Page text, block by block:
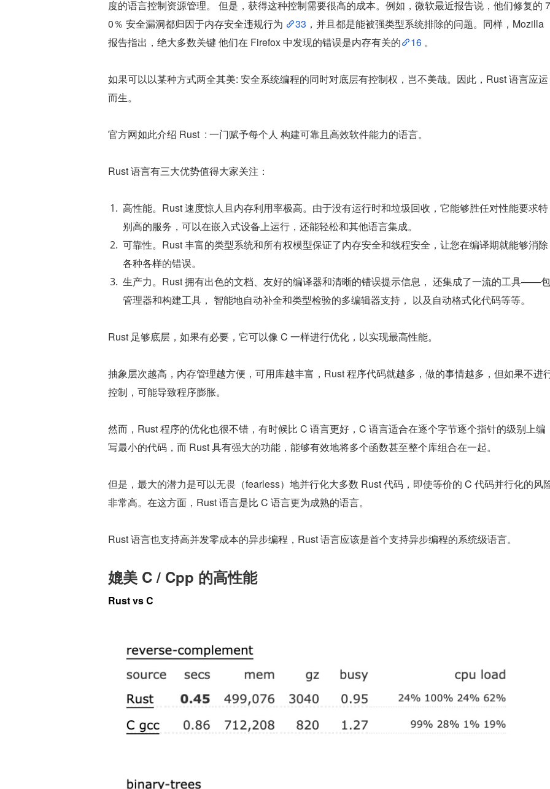
度的语言控制资源管理。 但是，获得这种控制需要很高的成本。例如，微软最近报告说，他们修复的 7
0％ 安全漏洞都归因于内存安全违规行为
33 ，并且都是能被强类型系统排除的问题。同样，Mozilla
报告指出，绝大多数关键 他们在 Firefox 中发现的错误是内存有关的
16 。
如果可以以某种方式两全其美: 安全系统编程的同时对底层有控制权，岂不美哉。因此，Rust 语言应运
而生。
官方网如此介绍 Rust  : 一门赋予每个人 构建可靠且高效软件能力的语言。
Rust 语言有三大优势值得大家关注：
高性能。Rust 速度惊人且内存利用率极高。由于没有运行时和垃圾回收，它能够胜任对性能要求特
别高的服务，可以在嵌入式设备上运行，还能轻松和其他语言集成。
可靠性。Rust 丰富的类型系统和所有权模型保证了内存安全和线程安全，让您在编译期就能够消除
各种各样的错误。
生产力。Rust 拥有出色的文档、友好的编译器和清晰的错误提示信息， 还集成了一流的工具——包
管理器和构建工具， 智能地自动补全和类型检验的多编辑器支持， 以及自动格式化代码等等。
Rust 足够底层，如果有必要，它可以像 C 一样进行优化，以实现最高性能。
抽象层次越高，内存管理越方便，可用库越丰富，Rust 程序代码就越多，做的事情越多，但如果不进
控制，可能导致程序膨胀。
然而，Rust 程序的优化也很不错，有时候比 C 语言更好，C 语言适合在逐个字节逐个指针的级别上编
写最小的代码，而 Rust 具有强大的功能，能够有效地将多个函数甚至整个库组合在一起。
但是，最大的潜力是可以无畏（fearless）地并行化大多数 Rust 代码，即使等价的 C 代码并行化的风
非常高。在这方面，Rust 语言是比 C 语言更为成熟的语言。
Rust 语言也支持高并发零成本的异步编程，Rust 语言应该是首个支持异步编程的系统级语言。
媲美 C / Cpp 的高性能
Rust vs C